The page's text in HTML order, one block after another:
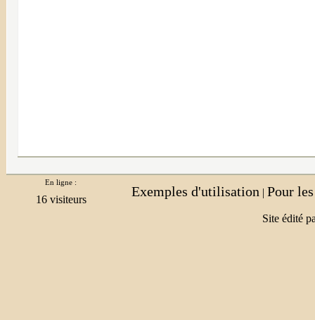
En ligne :
Exemples d'utilisation | Pour
Site édité